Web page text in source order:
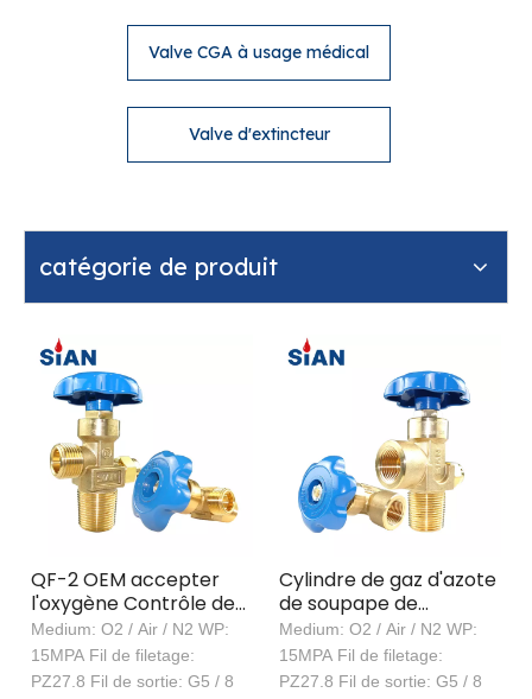
Valve CGA à usage médical
Valve d'extincteur
catégorie de produit
QF-2 OEM accepter
l'oxygène Contrôle de
flux de filet
Medium: O2 / Air / N2 WP:
15MPA Fil de filetage:
PZ27.8 Fil de sortie: G5 / 8
Cylindre de gaz d'azote
de soupape de
commande d'oxygène
QF-2G1 avec soupape
Medium: O2 / Air / N2 WP:
15MPA Fil de filetage:
PZ27.8 Fil de sortie: G5 / 8